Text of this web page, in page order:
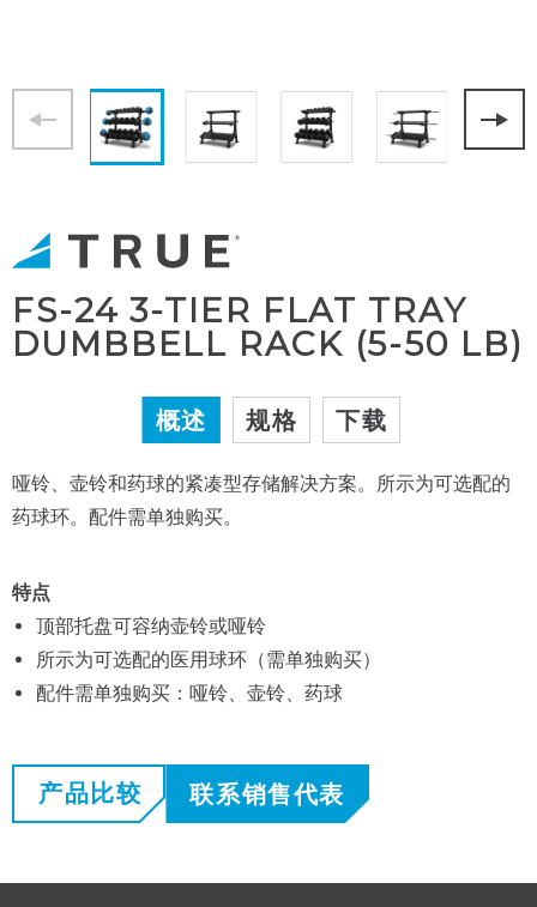
FS-24 3-TIER FLAT TRAY
DUMBBELL RACK (5-50 LB)
概述 规格 下载
哑铃、壶铃和药球的紧凑型存储解决方案。所示为可选配的
药球环。配件需单独购买。
特点
顶部托盘可容纳壶铃或哑铃
所示为可选配的医用球环（需单独购买）
配件需单独购买：哑铃、壶铃、药球
产品比较 联系销售代表